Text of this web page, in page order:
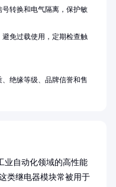
业自动化领域的高性能
类继电器模块常被用于
转换和电气隔离，保护敏
免过载使用，定期检查触
绝缘等级、品牌信誉和售